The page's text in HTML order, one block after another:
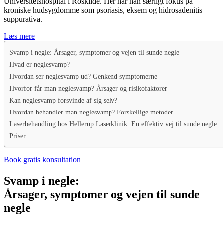
kroniske hudsygdomme som psoriasis, eksem og hidrosadenitis
suppurativa.
Læs mere
Svamp i negle: Årsager, symptomer og vejen til sunde negle
Hvad er neglesvamp?
Hvordan ser neglesvamp ud? Genkend symptomerne
Hvorfor får man neglesvamp? Årsager og risikofaktorer
Kan neglesvamp forsvinde af sig selv?
Hvordan behandler man neglesvamp? Forskellige metoder
Laserbehandling hos Hellerup Laserklinik: En effektiv vej til sunde negle
Priser
Book gratis konsultation
Svamp i negle:
Årsager, symptomer og vejen til sunde
negle